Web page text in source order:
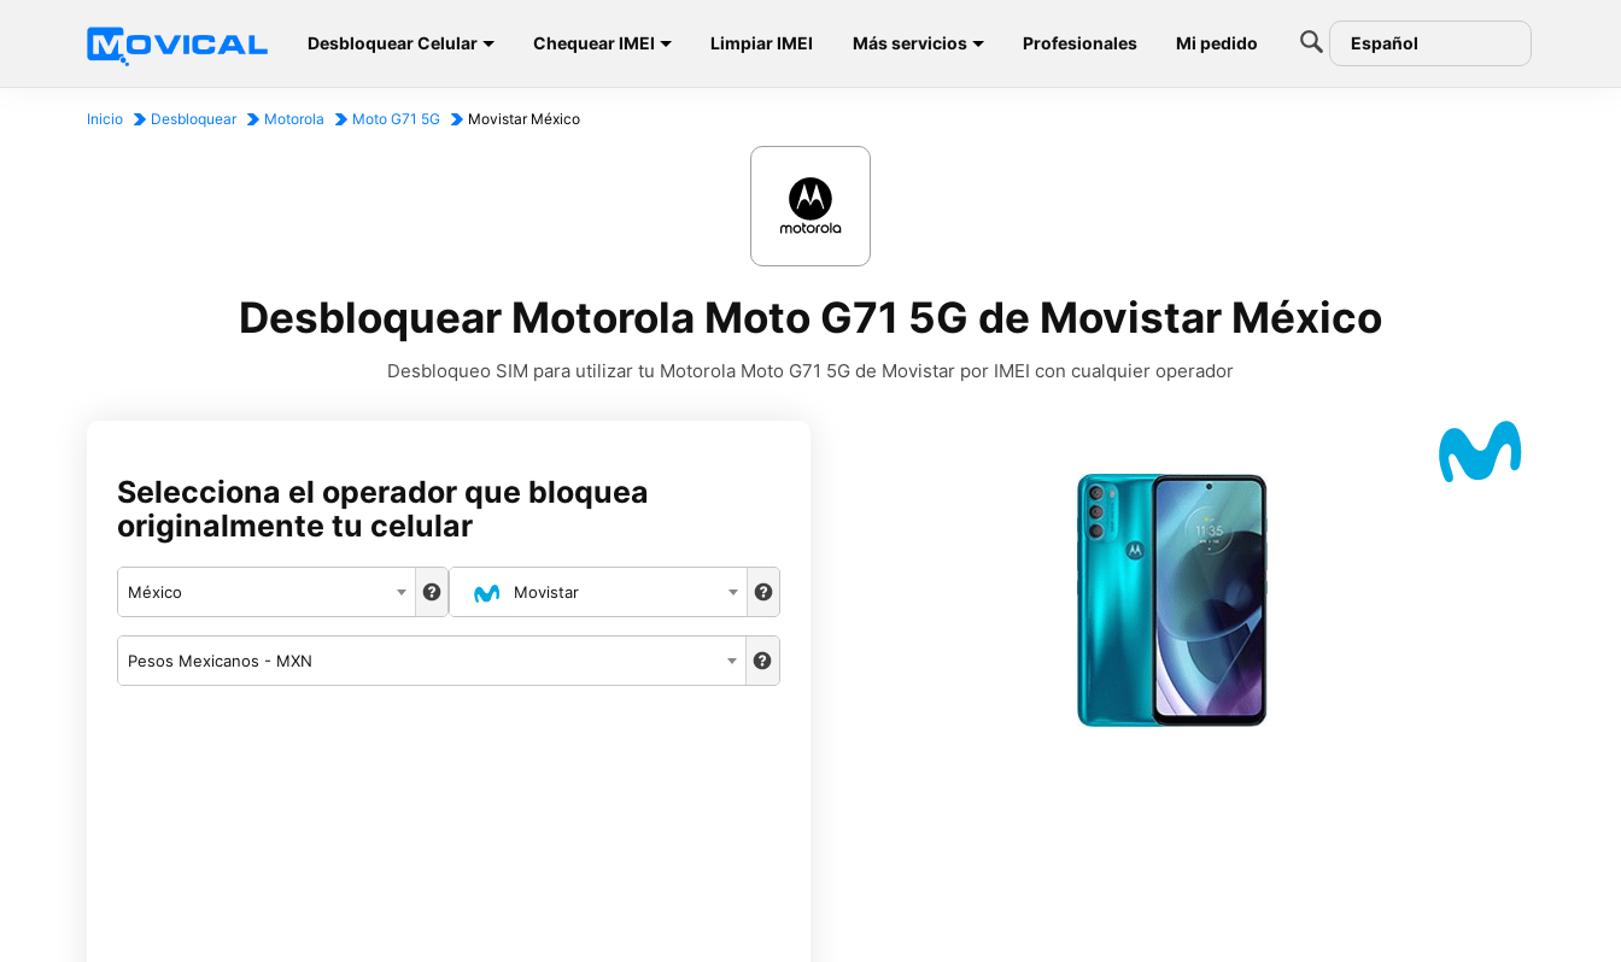
Desbloquear Celular Chequear IMEI Limpiar IMEI Más servicios Profesionales Mi pedido Español
Inicio Desbloquear Motorola Moto G71 5G Movistar México
Desbloquear Motorola Moto G71 5G de Movistar México
Desbloqueo SIM para utilizar tu Motorola Moto G71 5G de Movistar por IMEI con cualquier operador
Selecciona el operador que bloquea
originalmente tu celular
México Movistar
Pesos Mexicanos - MXN